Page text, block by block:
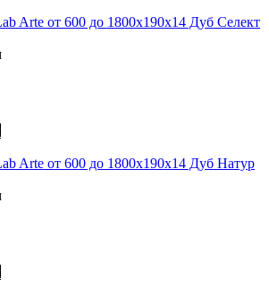
Arte от 600 до 1800х190х14 Дуб Селект
Arte от 600 до 1800х190х14 Дуб Натур